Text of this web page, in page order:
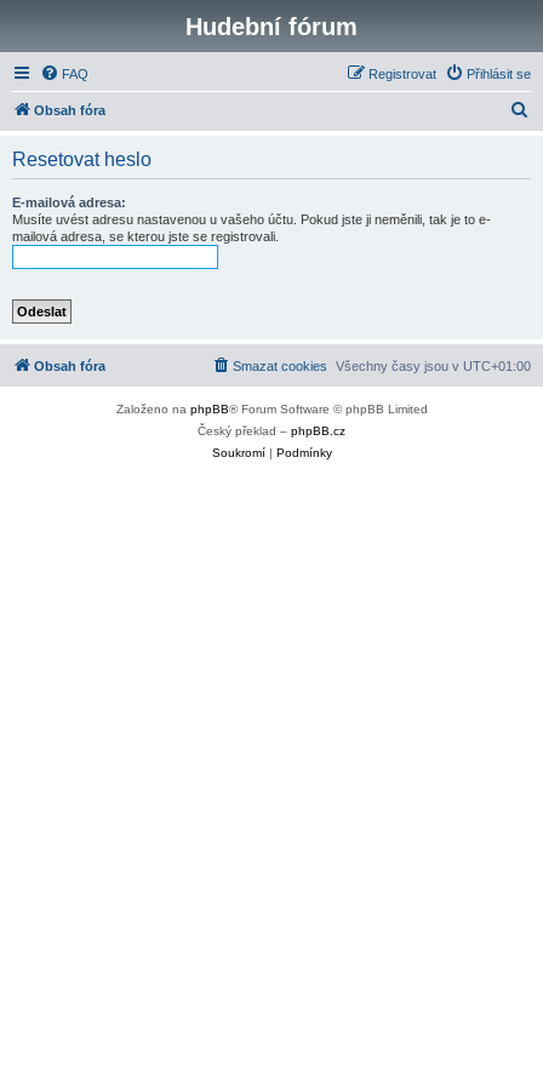
Hudební fórum
FAQ Přihlásit se
Registrovat
Obsah fóra
Resetovat heslo
E-mailová adresa:
Musíte uvést adresu nastavenou u vašeho účtu. Pokud jste ji neměnili, tak je to e-
mailová adresa, se kterou jste se registrovali.
Obsah fóra Všechny časy jsou v UTC+01:00
Smazat cookies
Založeno na phpBB® Forum Software © phpBB Limited
Český překlad – phpBB.cz
Soukromí| Podmínky